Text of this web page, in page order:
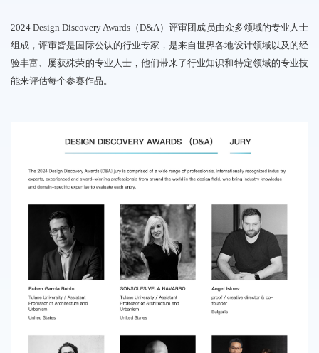
2024 Design Discovery Awards（D&A）评审团成员由众多领域的专业人士
组成，评审皆是国际公认的行业专家，是来自世界各地设计领域以及的经
验丰富、屡获殊荣的专业人士，他们带来了行业知识和特定领域的专业技
能来评估每个参赛作品。